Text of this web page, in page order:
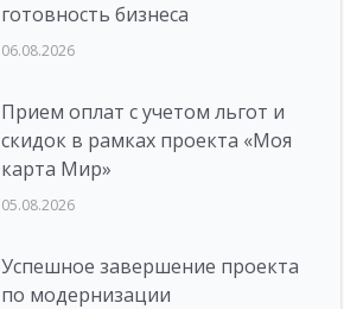
готовность бизнеса
06.08.2026
Прием оплат с учетом льгот и
скидок в рамках проекта «Моя
карта Мир»
05.08.2026
Успешное завершение проекта
по модернизации